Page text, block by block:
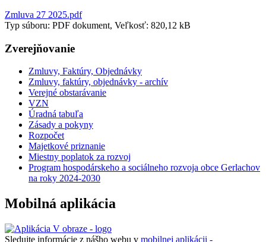
Zmluva 27 2025.pdf
Typ súboru: PDF dokument, Veľkosť: 820,12 kB
Zverejňovanie
Zmluvy, Faktúry, Objednávky
Zmluvy, faktúry, objednávky - archív
Verejné obstarávanie
VZN
Úradná tabuľa
Zásady a pokyny
Rozpočet
Majetkové priznanie
Miestny poplatok za rozvoj
Program hospodárskeho a sociálneho rozvoja obce Gerlachov
na roky 2024-2030
Mobilná aplikácia
Sledujte informácie z nášho webu v mobilnej aplikácii -